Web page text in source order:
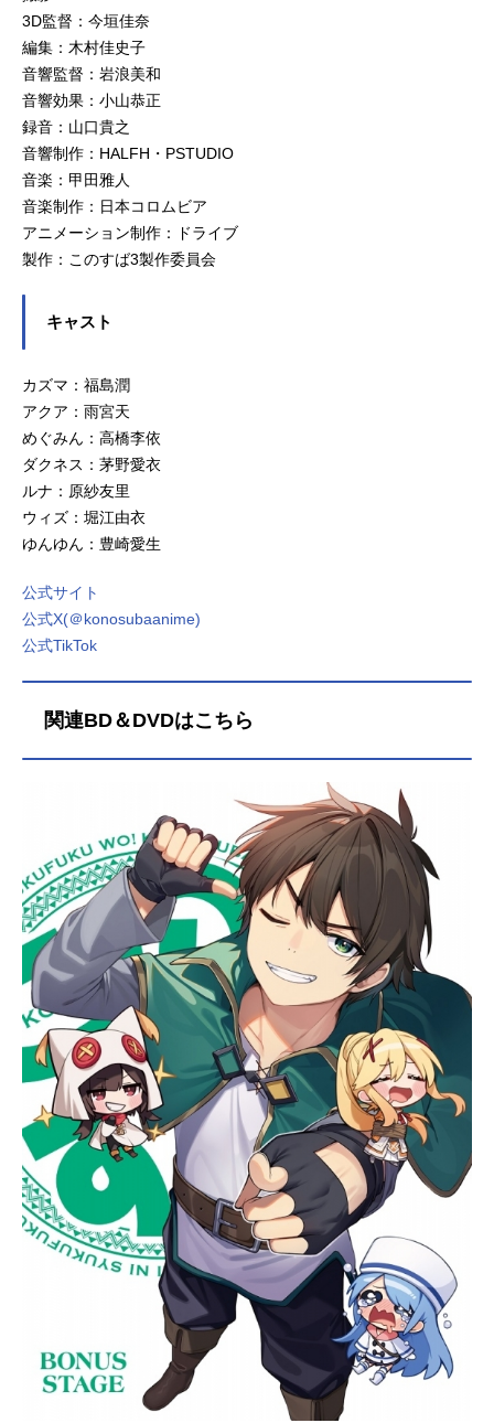
3D監督：今垣佳奈
編集：木村佳史子
音響監督：岩浪美和
音響効果：小山恭正
録音：山口貴之
音響制作：HALFH・PSTUDIO
音楽：甲田雅人
音楽制作：日本コロムビア
アニメーション制作：ドライブ
製作：このすば3製作委員会
キャスト
カズマ：福島潤
アクア：雨宮天
めぐみん：高橋李依
ダクネス：茅野愛衣
ルナ：原紗友里
ウィズ：堀江由衣
ゆんゆん：豊崎愛生
公式サイト
公式X(＠konosubaanime)
公式TikTok
関連BD＆DVDはこちら